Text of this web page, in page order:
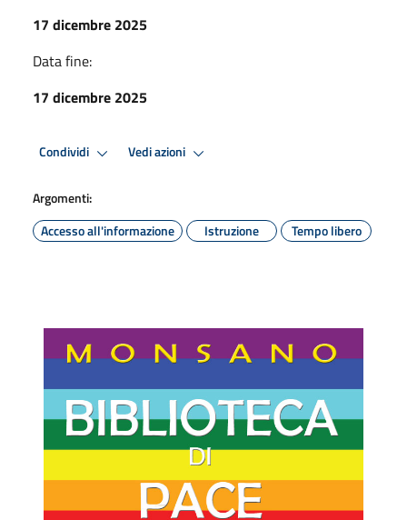
17 dicembre 2025
Data fine:
17 dicembre 2025
Condividi Vedi azioni
Argomenti:
Accesso all'informazione
Istruzione Tempo libero